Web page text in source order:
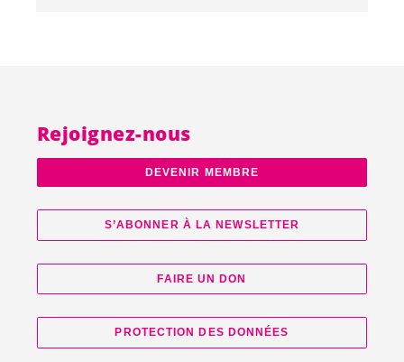
Rejoignez-nous
DEVENIR MEMBRE
S’ABONNER À LA NEWSLETTER
FAIRE UN DON
PROTECTION DES DONNÉES